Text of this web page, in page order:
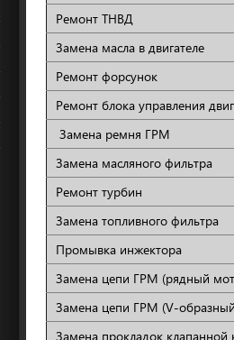
Ремонт ТНВД
Замена масла в двигателе
Ремонт форсунок
Ремонт блока управления
Замена ремня ГРМ
Замена масляного фильтра
Ремонт турбин
Замена топливного фильтра
Промывка инжектора
Замена цепи ГРМ (рядный
Замена цепи ГРМ (V-
Замена прокладок